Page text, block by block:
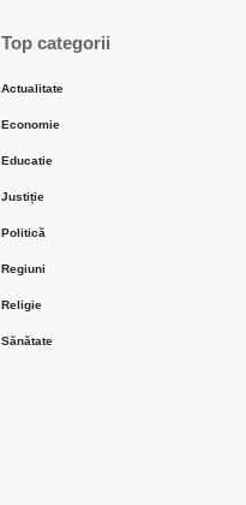
Top categorii
Actualitate
Economie
Educatie
Justiție
Politică
Regiuni
Religie
Sănătate